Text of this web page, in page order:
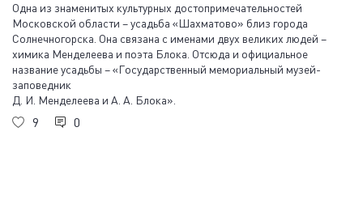
Одна из знаменитых культурных достопримечательностей
Московской области – усадьба «Шахматово» близ города
Солнечногорска. Она связана с именами двух великих людей –
химика Менделеева и поэта Блока. Отсюда и официальное
название усадьбы – «Государственный мемориальный музей-
заповедник
Д. И. Менделеева и А. А. Блока».
9 0